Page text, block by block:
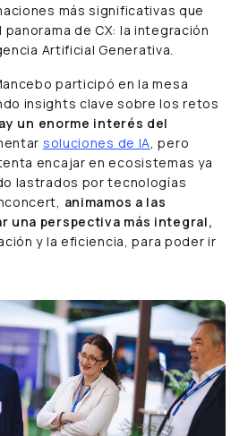
más significativas que
de CX: la integración
Artificial Generativa.
participó en la mesa
insights clave sobre los retos
un enorme interés del
soluciones de IA , pero
encajar en ecosistemas ya
lastrados por tecnologías
animamos a las
una perspectiva más integral,
y la eficiencia, para poder ir